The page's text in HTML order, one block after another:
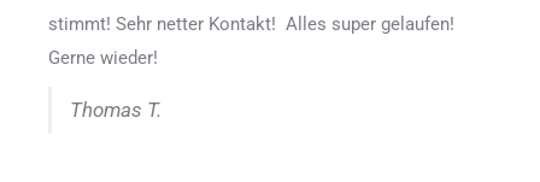
stimmt! Sehr netter Kontakt! Alles super gelaufen!
Gerne wieder!
Thomas T.